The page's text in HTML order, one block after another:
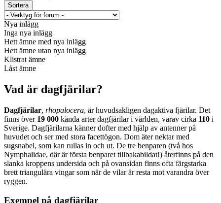
Nya inlägg
Inga nya inlägg
Hett ämne med nya inlägg
Hett ämne utan nya inlägg
Klistrat ämne
Låst ämne
Vad är dagfjärilar?
Dagfjärilar, rhopalocera, är huvudsakligen dagaktiva fjärilar. Det
finns över 19 000 kända arter dagfjärilar i världen, varav cirka 110 i
Sverige. Dagfjärilarna känner dofter med hjälp av antenner på
huvudet och ser med stora facettögon. Dom äter nektar med
sugsnabel, som kan rullas in och ut. De tre benparen (två hos
Nymphalidae, där är första benparet tillbakabildat!) återfinns på den
slanka kroppens undersida och på ovansidan finns ofta färgstarka
brett triangulära vingar som när de vilar är resta mot varandra över
ryggen.
Exempel på dagfjärilar